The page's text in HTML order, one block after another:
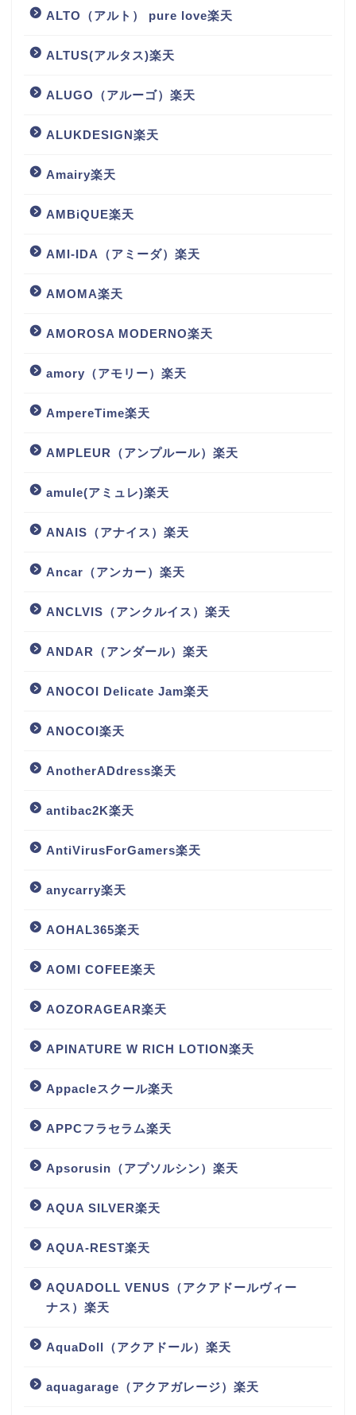
ALTO（アルト） pure love楽天
ALTUS(アルタス)楽天
ALUGO（アルーゴ）楽天
ALUKDESIGN楽天
Amairy楽天
AMBiQUE楽天
AMI-IDA（アミーダ）楽天
AMOMA楽天
AMOROSA MODERNO楽天
amory（アモリー）楽天
AmpereTime楽天
AMPLEUR（アンプルール）楽天
amule(アミュレ)楽天
ANAIS（アナイス）楽天
Ancar（アンカー）楽天
ANCLVIS（アンクルイス）楽天
ANDAR（アンダール）楽天
ANOCOI Delicate Jam楽天
ANOCOI楽天
AnotherADdress楽天
antibac2K楽天
AntiVirusForGamers楽天
anycarry楽天
AOHAL365楽天
AOMI COFEE楽天
AOZORAGEAR楽天
APINATURE W RICH LOTION楽天
Appacleスクール楽天
APPCフラセラム楽天
Apsorusin（アプソルシン）楽天
AQUA SILVER楽天
AQUA-REST楽天
AQUADOLL VENUS（アクアドールヴィー
ナス）楽天
AquaDoll（アクアドール）楽天
aquagarage（アクアガレージ）楽天